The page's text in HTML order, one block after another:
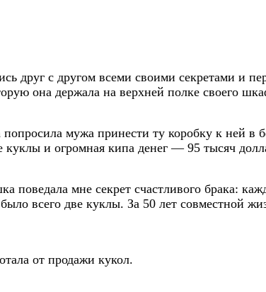
друг с другом всеми своими секретами и
она держала на верхней полке своего
мужа принести ту коробку к ней
и огромная кипа денег — 95 тысяч
мне секрет счастливого брака:
всего две куклы. За 50 лет совместной
от продажи кукол.